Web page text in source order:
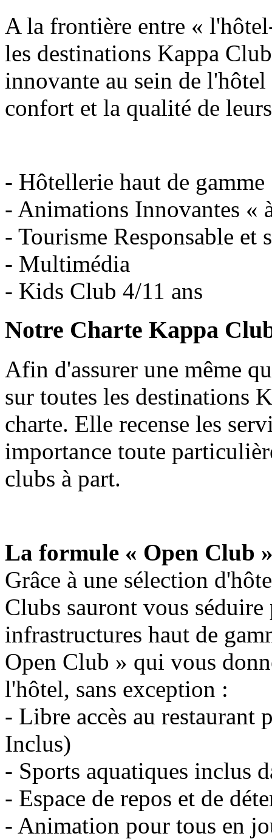
A la frontière entre «
les destinations Kappa
innovante au sein de
confort et la qualité de
- Hôtellerie haut de gamme
- Animations Innovantes «
- Tourisme Responsable et
- Multimédia
- Kids Club 4/11 ans
Notre Charte Kappa
Afin d'assurer une même
sur toutes les destinations
charte. Elle recense les
importance toute
clubs à part.
La formule « Open Club
Grâce à une sélection
Clubs sauront vous
infrastructures haut de
Open Club » qui vous
l'hôtel, sans exception :
- Libre accès au restaurant
Inclus)
- Sports aquatiques inclus
- Espace de repos et de
- Animation pour tous en